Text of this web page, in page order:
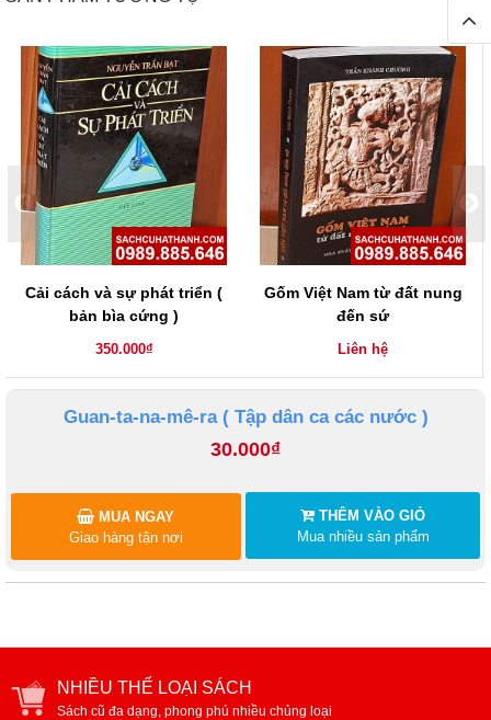
Cải cách và sự phát triển (
bản bìa cứng )
350.000₫
Gốm Việt Nam từ đất nung
đến sứ
Liên hệ
Guan-ta-na-mê-ra ( Tập dân ca các nước )
30.000₫
THÊM VÀO GIỎ
Mua nhiều sản phẩm
MUA NGAY
Giao hàng tận nơi
NHIỀU THỂ LOẠI SÁCH
Sách cũ đa dạng, phong phú nhiều chủng loại